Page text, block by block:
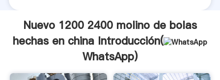
Nuevo 1200 2400 molino de bolas
hechas en china Introducción(
WhatsApp)